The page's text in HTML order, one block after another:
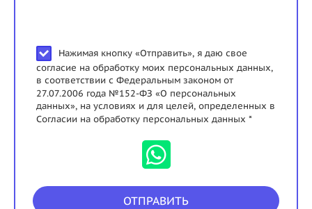
Нажимая кнопку «Отправить», я даю свое
согласие на обработку моих персональных данных,
в соответствии с Федеральным законом от
27.07.2006 года №152-ФЗ «О персональных
данных», на условиях и для целей, определенных в
Согласии на обработку персональных данных *
ОТПРАВИТЬ